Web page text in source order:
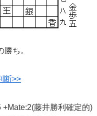
勝ち。
断>>
+Mate:2(藤井勝利確定的)